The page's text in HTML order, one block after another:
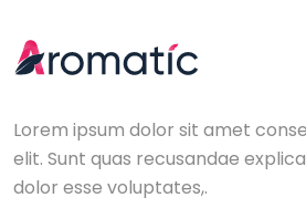
Lorem ipsum dolor sit amet
elit. Sunt quas recusandae
dolor esse voluptates,.